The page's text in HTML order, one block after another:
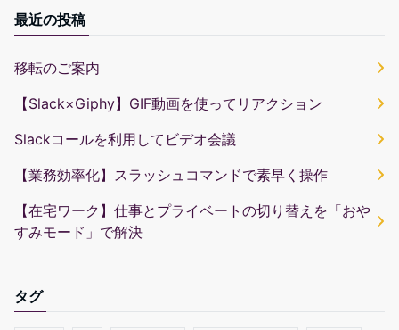
最近の投稿
移転のご案内
【Slack×Giphy】GIF動画を使ってリアクション
Slackコールを利用してビデオ会議
【業務効率化】スラッシュコマンドで素早く操作
【在宅ワーク】仕事とプライベートの切り替えを「おや
すみモード」で解決
タグ